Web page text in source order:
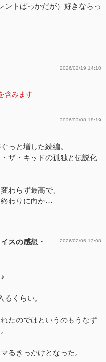
ントばっかだが）好きならっ
2026/02/19 14:10
含みます
2026/02/08 18:19
っと増した続編。
ザ・キッドの孤独と伝説化
わらず最高で、
終わりに向か…
スの感想・
2026/02/06 13:08
くらい。
たのではというのもうなず
るきっかけとなった。